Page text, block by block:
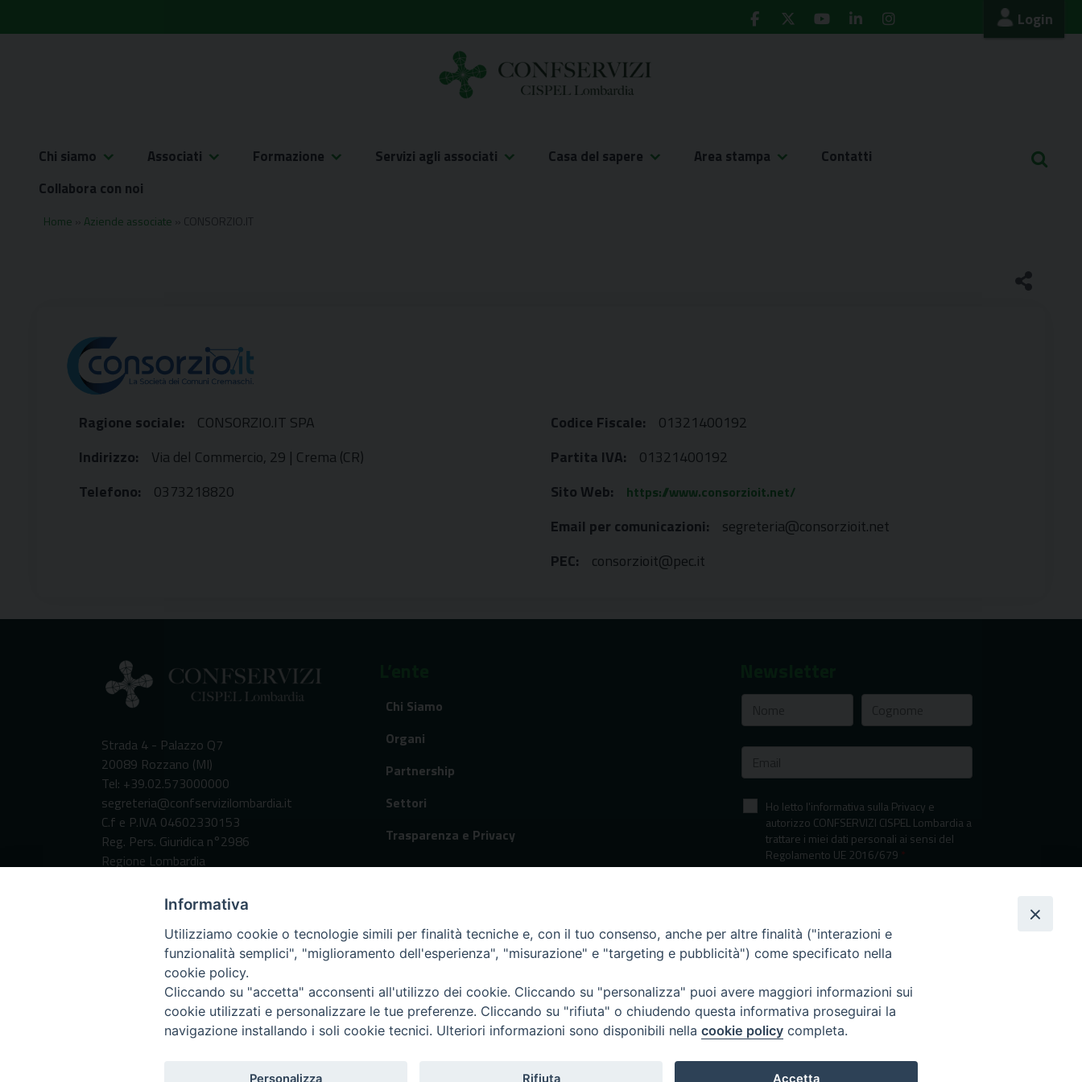
to
Login
Chi siamo Associati Formazione Servizi agli associati Casa del sapere Area stampa
Contatti
Collabora con noi
Home Aziende associate CONSORZIO.IT
Ragione sociale:
CONSORZIO.IT SPA
Indirizzo:
Via del Commercio, 29 | Crema (CR)
Telefono:
0373218820
Codice Fiscale:
01321400192
Partita IVA:
01321400192
Sito Web:
https://www.consorzioit.net/
Email per comunicazioni:
segreteria@consorzioit.net
PEC:
consorzioit@pec.it
Strada 4 - Palazzo Q7
20089 Rozzano (MI)
Tel: +39.02.573000000
segreteria@confservizilombardia.it
C.f e P.IVA 04602330153
Reg. Pers. Giuridica n°2986
Regione Lombardia
Chi Siamo
Organi
Partnership
Settori
Trasparenza e Privacy
Ho letto l'informativa sulla Privacy e
autorizzo CONFSERVIZI CISPEL Lombardia a
trattare i miei dati personali ai sensi del
Regolamento UE 2016/679 *
Informativa sulla privacy
I nostri canali social
Informativa
Utilizziamo cookie o tecnologie simili per finalità tecniche e, con il tuo consenso, anche per altre finalità ("interazioni e
funzionalità semplici", "miglioramento dell'esperienza", "misurazione" e "targeting e pubblicità") come specificato nella
cookie policy.
Cliccando su "accetta" acconsenti all'utilizzo dei cookie. Cliccando su "personalizza" puoi avere maggiori informazioni sui
cookie utilizzati e personalizzare le tue preferenze. Cliccando su "rifiuta" o chiudendo questa informativa proseguirai la
navigazione installando i soli cookie tecnici. Ulteriori informazioni sono disponibili nella cookie policy completa.
Personalizza Rifiuta Accetta